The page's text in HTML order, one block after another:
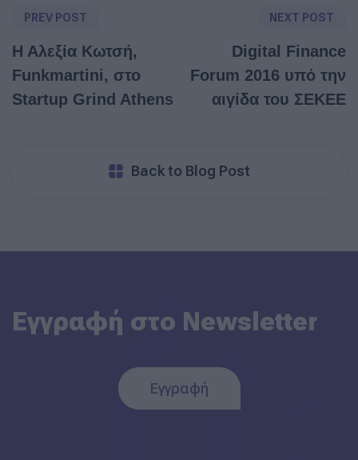
PREV POST
Η Αλεξία Κωτσή,
Funkmartini, στο
Startup Grind Athens
NEXT POST
Digital Finance
Forum 2016 υπό την
αιγίδα του ΣΕΚΕΕ
Back to Blog Post
Εγγραφή στο Newsletter
Εγγραφή